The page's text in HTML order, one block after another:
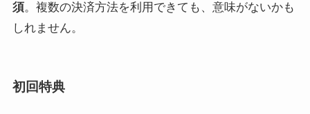
須。複数の決済方法を利用できても、意味がないかも
しれません。
初回特典